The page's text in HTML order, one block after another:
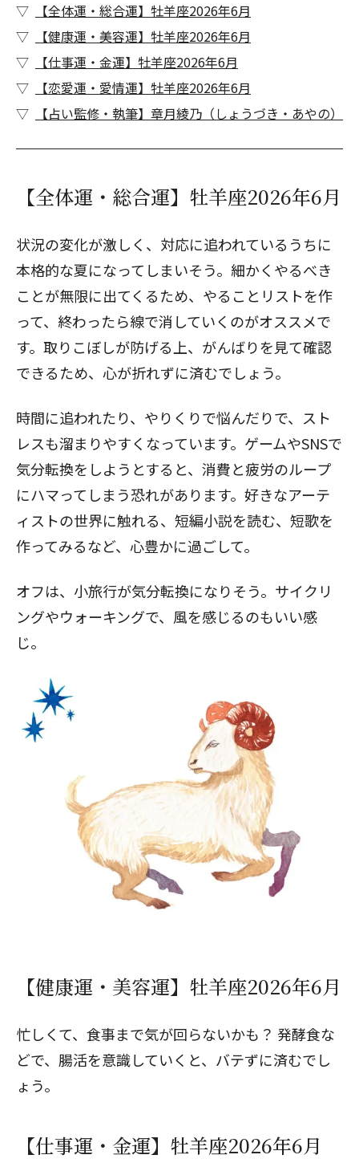
【全体運・総合運】牡羊座2026年6月
【健康運・美容運】牡羊座2026年6月
【仕事運・金運】牡羊座2026年6月
【恋愛運・愛情運】牡羊座2026年6月
【占い監修・執筆】章月綾乃（しょうづき・あやの）
【全体運・総合運】牡羊座2026年6月
状況の変化が激しく、対応に追われているうちに
本格的な夏になってしまいそう。細かくやるべき
ことが無限に出てくるため、やることリストを作
って、終わったら線で消していくのがオススメで
す。取りこぼしが防げる上、がんばりを見て確認
できるため、心が折れずに済むでしょう。
時間に追われたり、やりくりで悩んだりで、スト
レスも溜まりやすくなっています。ゲームやSNSで
気分転換をしようとすると、消費と疲労のループ
にハマってしまう恐れがあります。好きなアーテ
ィストの世界に触れる、短編小説を読む、短歌を
作ってみるなど、心豊かに過ごして。
オフは、小旅行が気分転換になりそう。サイクリ
ングやウォーキングで、風を感じるのもいい感
じ。
【健康運・美容運】牡羊座2026年6月
忙しくて、食事まで気が回らないかも？ 発酵食な
どで、腸活を意識していくと、バテずに済むでし
ょう。
【仕事運・金運】牡羊座2026年6月